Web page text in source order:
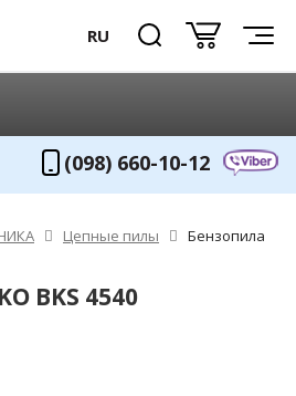
RU
(098) 660-10-12
Цепные пилы
Бензопила
BKS 4540